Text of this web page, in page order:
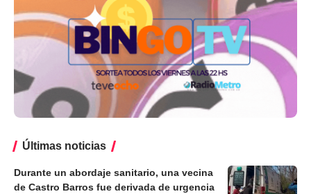
Últimas noticias
Durante un abordaje sanitario, una vecina
de Castro Barros fue derivada de urgencia